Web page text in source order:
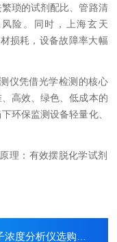
琐的试剂配比、管路清
险。同时，上海玄天
损耗，设备故障率大幅
仪凭借光学检测的核心
高效、绿色、低成本的
环保监测设备轻量化、
仪选购关键参数解析